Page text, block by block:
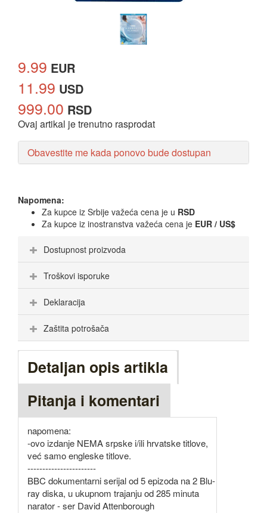
9.99 EUR
11.99 USD
999.00 RSD
Ovaj artikal je trenutno rasprodat
Obavestite me kada ponovo bude dostupan
Napomena:
Za kupce iz Srbije važeća cena je u RSD
Za kupce iz inostranstva važeća cena je EUR / US$
Dostupnost proizvoda
Troškovi isporuke
Deklaracija
Zaštita potrošača
Detaljan opis artikla
Pitanja i komentari
napomena:
-ovo izdanje NEMA srpske i/ili hrvatske titlove,
već samo engleske titlove.
-----------------------
BBC dokumentarni serijal od 5 epizoda na 2 Blu-
ray diska, u ukupnom trajanju od 285 minuta
narator - ser David Attenborough